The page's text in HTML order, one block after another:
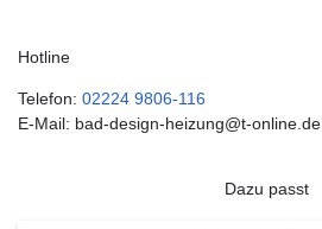
Hotline
Telefon: 02224 9806-116
E-Mail: bad-design-heizung@t-online.de
Dazu passt